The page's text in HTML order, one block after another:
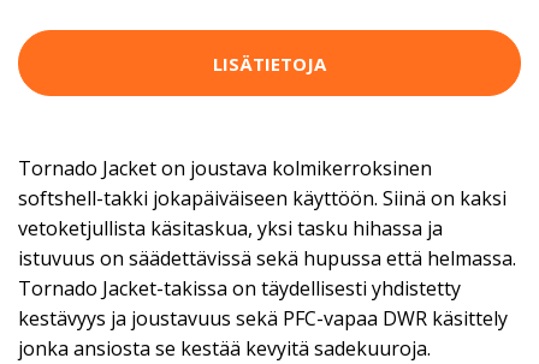
LISÄTIETOJA
Tornado Jacket on joustava kolmikerroksinen
softshell-takki jokapäiväiseen käyttöön. Siinä on kaksi
vetoketjullista käsitaskua, yksi tasku hihassa ja
istuvuus on säädettävissä sekä hupussa että helmassa.
Tornado Jacket-takissa on täydellisesti yhdistetty
kestävyys ja joustavuus sekä PFC-vapaa DWR käsittely
jonka ansiosta se kestää kevyitä sadekuuroja.